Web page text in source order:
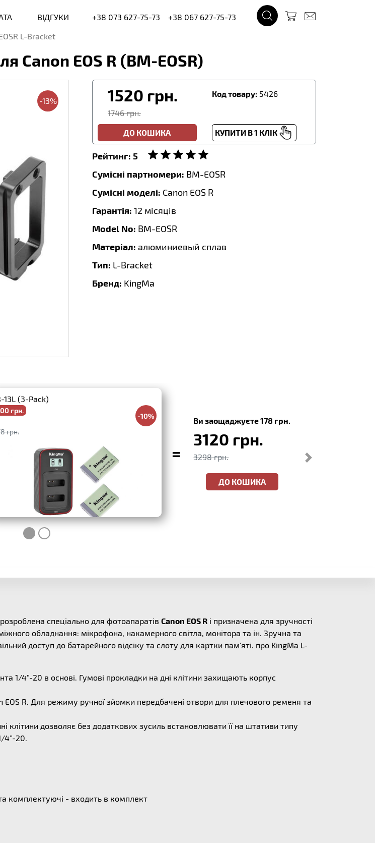
ВІДГУКИ +38 073 627-75-73
+38 067 627-75-73
L-Bracket
Canon EOS R (BM-EOSR)
-13% 1520 грн.
1746 грн.
Код товару: 5426
ДО КОШИКА КУПИТИ В 1 КЛІК
Рейтинг: 5
Сумісні партномери: BM-EOSR
Сумісні моделі: Canon EOS R
Гарантія: 12 місяців
Model No: BM-EOSR
Матеріал: алюминиевый сплав
Тип: L-Bracket
Бренд: KingMa
13L (3-Pack)
грн.
-10%
грн.
=
Ви заощаджуєте 178 грн.
3120 грн.
3298 грн.
ДО КОШИКА
спеціально для фотоапаратів Canon EOS R і призначена для зручності
обладнання: мікрофона, накамерного світла, монітора та ін. Зручна та
доступ до батарейного відсіку та слоту для картки пам'яті. про KingMa L-
1/4”-20 в основі. Гумові прокладки на дні клітини захищають корпус
EOS R. Для режиму ручної зйомки передбачені отвори для плечового ременя та
клітини дозволяє без додаткових зусиль встановлювати її на штативи типу
4”-20.
комплектуючі - входить в комплект